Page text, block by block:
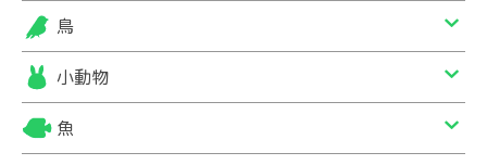
鳥
小動物
魚